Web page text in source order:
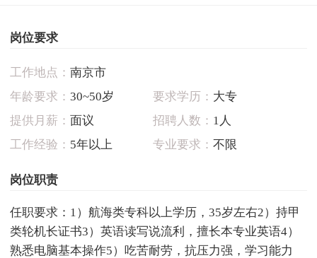
岗位要求
工作地点： 南京市
年龄要求： 30~50岁 要求学历： 大专
提供月薪： 面议 招聘人数： 1人
工作经验： 5年以上 专业要求： 不限
岗位职责
任职要求：1）航海类专科以上学历，35岁左右2）持甲
类轮机长证书3）英语读写说流利，擅长本专业英语4）
熟悉电脑基本操作5）吃苦耐劳，抗压力强，学习能力